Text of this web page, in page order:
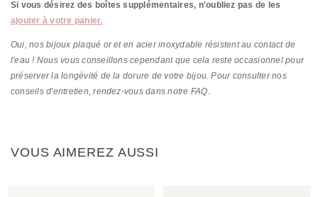
Si vous désirez des boîtes supplémentaires, n'oubliez pas de les
ajouter à votre panier.
Oui, nos bijoux plaqué or et en acier inoxydable résistent au contact de
l'eau ! Nous vous conseillons cependant que cela reste occasionnel pour
préserver la longévité de la dorure de votre bijou. Pour consulter nos
conseils d'entretien, rendez-vous dans notre FAQ.
VOUS AIMEREZ AUSSI